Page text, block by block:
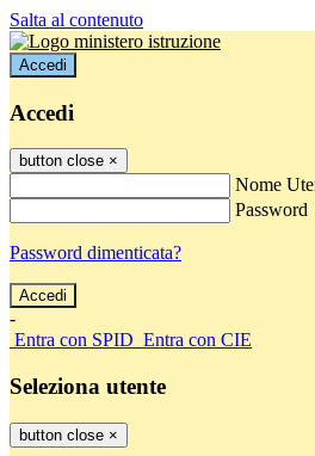
Salta al contenuto
Accedi
Accedi
button close ×
Nome
Password
Password dimenticata?
-
Entra con SPID Entra con CIE
Seleziona utente
button close ×